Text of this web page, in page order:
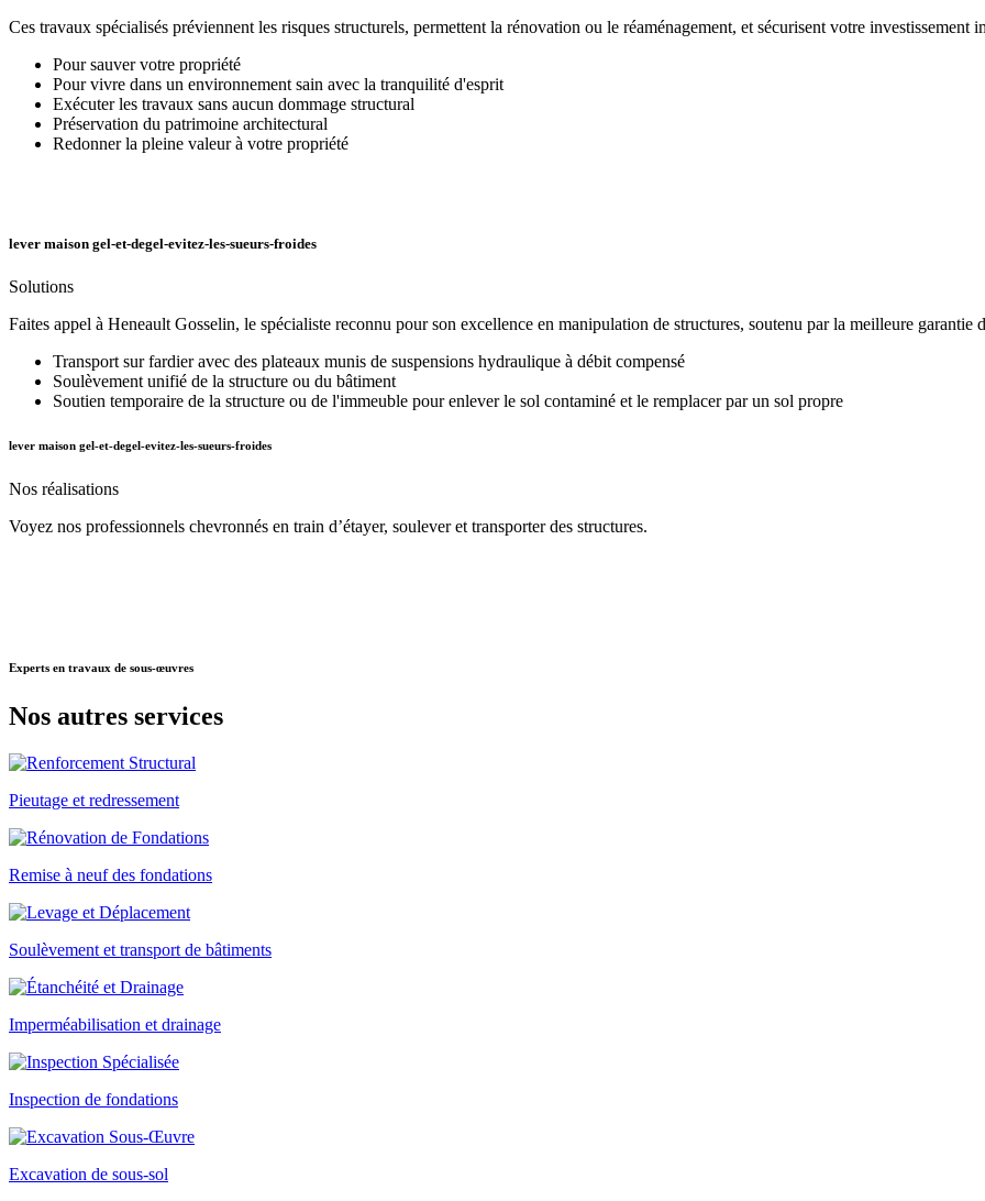
Ces travaux spécialisés préviennent les risques structurels, permettent la rénovation ou le réaménagement, et sécurisent votre investissement
Pour sauver votre propriété
Pour vivre dans un environnement sain avec la tranquilité d'esprit
Exécuter les travaux sans aucun dommage structural
Préservation du patrimoine architectural
Redonner la pleine valeur à votre propriété
lever maison gel-et-degel-evitez-les-sueurs-froides
Solutions
Faites appel à Heneault Gosselin, le spécialiste reconnu pour son excellence en manipulation de structures, soutenu par la meilleure garantie
Transport sur fardier avec des plateaux munis de suspensions hydraulique à débit compensé
Soulèvement unifié de la structure ou du bâtiment
Soutien temporaire de la structure ou de l'immeuble pour enlever le sol contaminé et le remplacer par un sol propre
lever maison gel-et-degel-evitez-les-sueurs-froides
Nos réalisations
Voyez nos professionnels chevronnés en train d’étayer, soulever et transporter des structures.
Experts en travaux de sous-œuvres
Nos autres services
Pieutage et redressement
Remise à neuf des fondations
Soulèvement et transport de bâtiments
Imperméabilisation et drainage
Inspection de fondations
Excavation de sous-sol